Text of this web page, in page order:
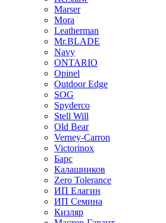
Marser
Mora
Leatherman
Mr.BLADE
Navy
ONTARIO
Opinel
Outdoor Edge
SOG
Spyderco
Stell Will
Old Bear
Verney-Carron
Victorinox
Барс
Калашников
Zero Tolerance
ИП Елагин
ИП Семина
Кизляр